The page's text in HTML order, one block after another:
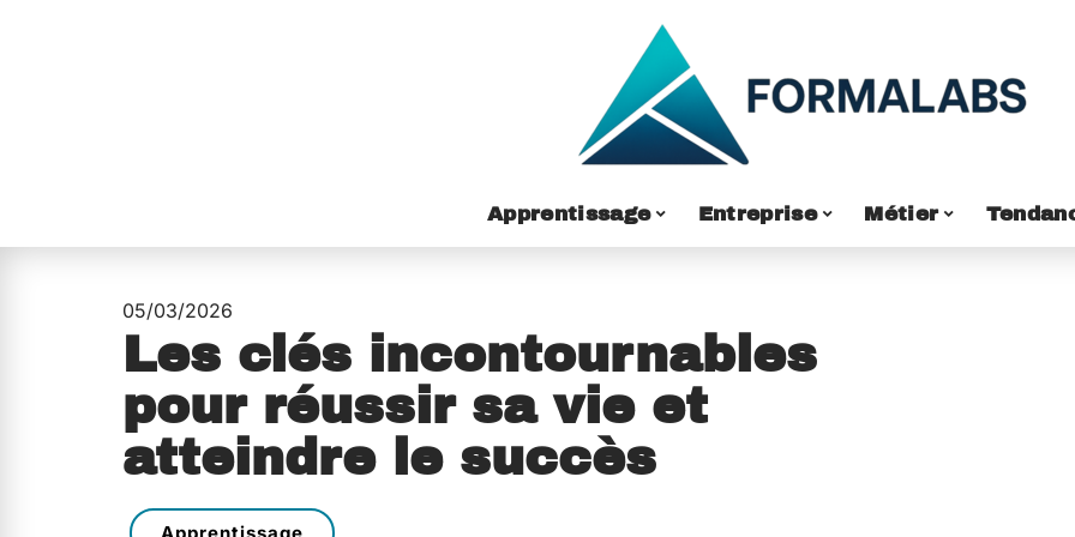
Apprentissage Entreprise Métier
05/03/2026
Les clés incontournables
pour réussir sa vie et
atteindre le succès